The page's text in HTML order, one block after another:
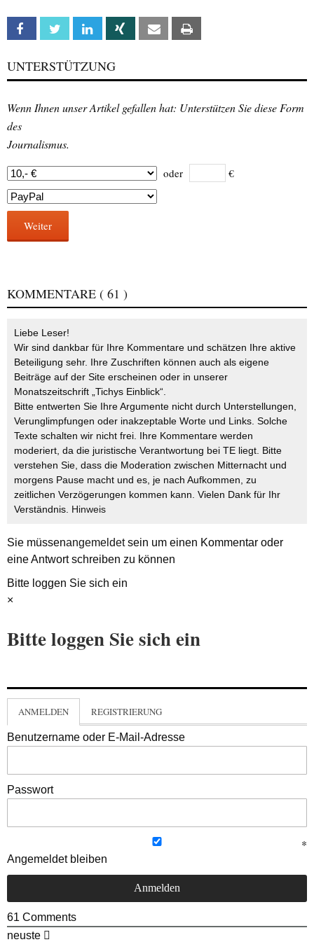
Facebook Twitter Linkedin Xing Email
UNTERSTÜTZUNG
Wenn Ihnen unser Artikel gefallen hat: Unterstützen Sie diese Form
des
Journalismus.
oder €
Weiter
KOMMENTARE ( 61 )
Liebe Leser!
Wir sind dankbar für Ihre Kommentare und schätzen Ihre aktive
Beteiligung sehr. Ihre Zuschriften können auch als eigene
Beiträge auf der Site erscheinen oder in unserer
Monatszeitschrift „Tichys Einblick“.
Bitte entwerten Sie Ihre Argumente nicht durch Unterstellungen,
Verunglimpfungen oder inakzeptable Worte und Links. Solche
Texte schalten wir nicht frei. Ihre Kommentare werden
moderiert, da die juristische Verantwortung bei TE liegt. Bitte
verstehen Sie, dass die Moderation zwischen Mitternacht und
morgens Pause macht und es, je nach Aufkommen, zu
zeitlichen Verzögerungen kommen kann. Vielen Dank für Ihr
Verständnis. Hinweis
Sie müssenangemeldetsein um einen Kommentar oder
eine Antwort schreiben zu können
Bitte loggen Sie sich ein
×
Bitte loggen Sie sich ein
ANMELDEN REGISTRIERUNG
Benutzername oder E-Mail-Adresse
Passwort
Angemeldet bleiben
61 Comments
neuste